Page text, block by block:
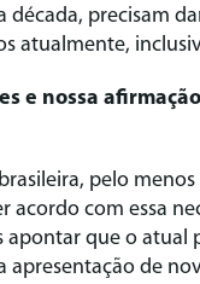
década, precisam
atualmente,
e nossa
pelo menos
acordo com essa
apontar que o atual
apresentação de